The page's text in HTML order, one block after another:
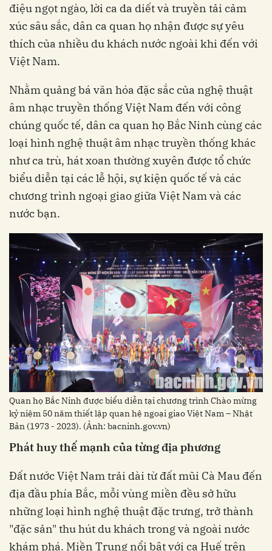
điệu ngọt ngào, lời ca da diết và truyền tải cảm
xúc sâu sắc, dân ca quan họ nhận được sự yêu
thích của nhiều du khách nước ngoài khi đến với
Việt Nam.
Nhằm quảng bá văn hóa đặc sắc của nghệ thuật
âm nhạc truyền thống Việt Nam đến với công
chúng quốc tế, dân ca quan họ Bắc Ninh cùng các
loại hình nghệ thuật âm nhạc truyền thống khác
như ca trù, hát xoan thường xuyên được tổ chức
biểu diễn tại các lễ hội, sự kiện quốc tế và các
chương trình ngoại giao giữa Việt Nam và các
nước bạn.
Quan họ Bắc Ninh được biểu diễn tại chương trình Chào mừng
kỷ niệm 50 năm thiết lập quan hệ ngoại giao Việt Nam – Nhật
Bản (1973 - 2023). (Ảnh: bacninh.gov.vn)
Phát huy thế mạnh của từng địa phương
Đất nước Việt Nam trải dài từ đất mũi Cà Mau đến
địa đầu phía Bắc, mỗi vùng miền đều sở hữu
những loại hình nghệ thuật đặc trưng, trở thành
"đặc sản" thu hút du khách trong và ngoài nước
khám phá. Miền Trung nổi bật với ca Huế trên